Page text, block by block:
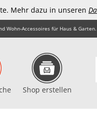
Mehr dazu in unseren
Wohn-Accessoires für Haus & Garten.
Shop erstellen